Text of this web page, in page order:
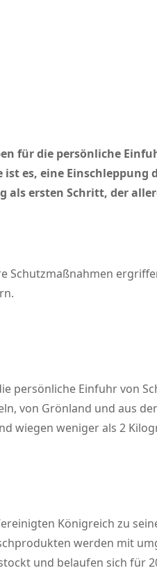
für die persönliche
es, eine Einschleppung
als ersten Schritt, der
Schutzmaßnahmen
persönliche Einfuhr von
von Grönland und aus
wiegen weniger als 2
Königreich zu
werden mit
und belaufen sich für